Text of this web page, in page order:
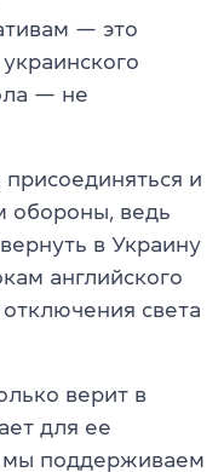
— это
— не
и
обороны, ведь
в Украину
английского
света
верит в
для ее
мы поддерживаем